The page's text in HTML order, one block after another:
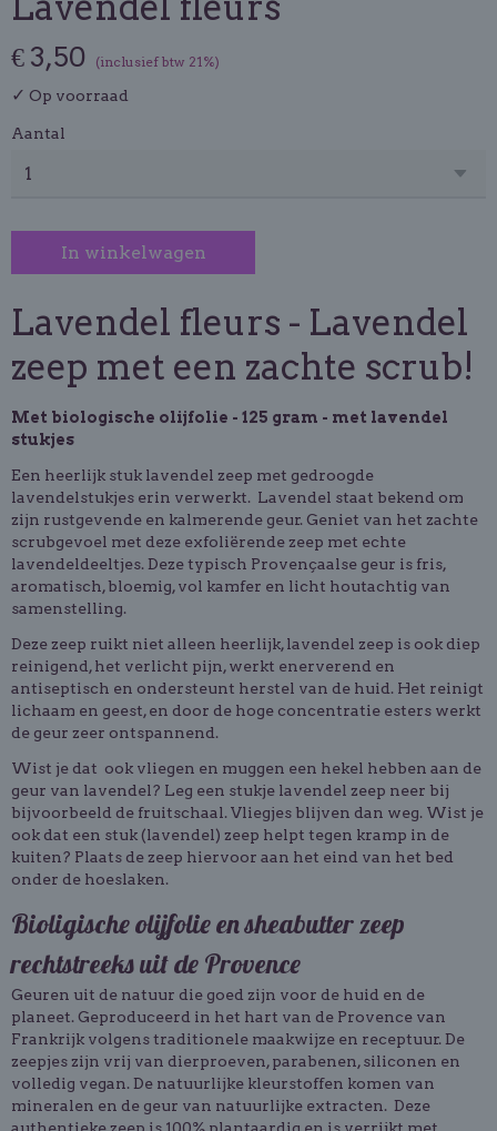
€ 3,50 (inclusief btw 21%)
✓ Op voorraad
Aantal
In winkelwagen
Lavendel fleurs - Lavendel
zeep met een zachte scrub!
Met biologische olijfolie - 125 gram - met lavendel
stukjes
Een heerlijk stuk lavendel zeep met gedroogde
lavendelstukjes erin verwerkt. Lavendel staat bekend om
zijn rustgevende en kalmerende geur. Geniet van het zachte
scrubgevoel met deze exfoliërende zeep met echte
lavendeldeeltjes. Deze typisch Provençaalse geur is fris,
aromatisch, bloemig, vol kamfer en licht houtachtig van
samenstelling.
Deze zeep ruikt niet alleen heerlijk, lavendel zeep is ook diep
reinigend, het verlicht pijn, werkt enerverend en
antiseptisch en ondersteunt herstel van de huid. Het reinigt
lichaam en geest, en door de hoge concentratie esters werkt
de geur zeer ontspannend.
Wist je dat ook vliegen en muggen een hekel hebben aan de
geur van lavendel? Leg een stukje lavendel zeep neer bij
bijvoorbeeld de fruitschaal. Vliegjes blijven dan weg. Wist je
ook dat een stuk (lavendel) zeep helpt tegen kramp in de
kuiten? Plaats de zeep hiervoor aan het eind van het bed
onder de hoeslaken.
Bioligische olijfolie en sheabutter zeep
rechtstreeks uit de Provence
Geuren uit de natuur die goed zijn voor de huid en de
planeet. Geproduceerd in het hart van de Provence van
Frankrijk volgens traditionele maakwijze en receptuur. De
zeepjes zijn vrij van dierproeven, parabenen, siliconen en
volledig vegan. De natuurlijke kleurstoffen komen van
mineralen en de geur van natuurlijke extracten. Deze